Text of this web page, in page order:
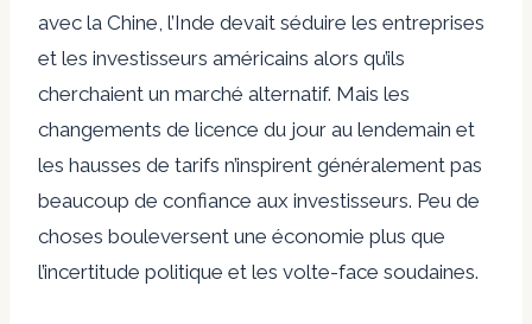
avec la Chine, l’Inde devait séduire les entreprises
et les investisseurs américains alors qu’ils
cherchaient un marché alternatif. Mais les
changements de licence du jour au lendemain et
les hausses de tarifs n’inspirent généralement pas
beaucoup de confiance aux investisseurs. Peu de
choses bouleversent une économie plus que
l’incertitude politique et les volte-face soudaines.